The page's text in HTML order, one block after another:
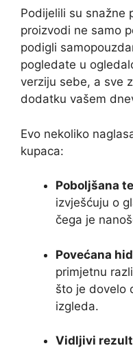
Podijelili su snažne
proizvodi ne samo
podigli
pogledate u
verziju sebe, a sve
dodatku vašem
Evo nekoliko
kupaca:
Poboljšana
izvješćuju o
čega je
Povećana
primjetnu
što je dovelo
izgleda.
Vidljivi